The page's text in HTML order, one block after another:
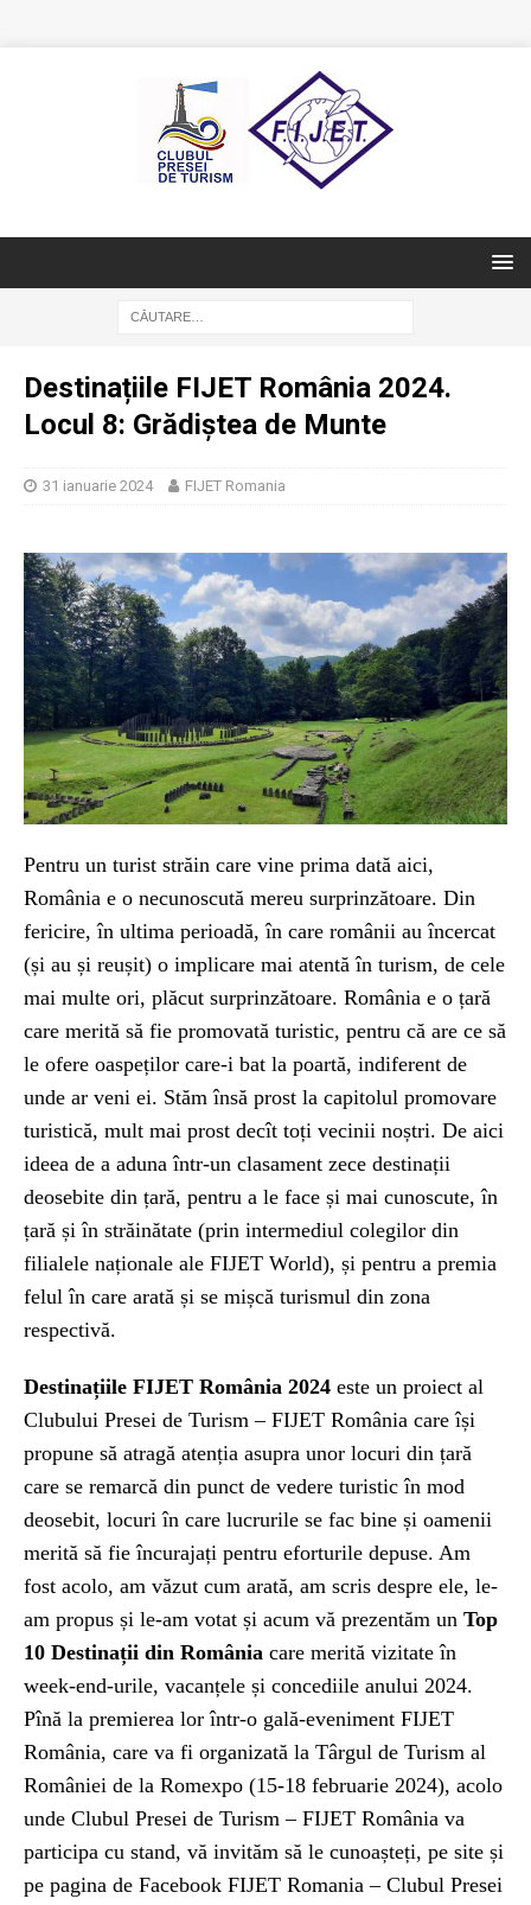
Destinațiile FIJET România 2024.
Locul 8: Grădiștea de Munte
31 ianuarie 2024 FIJET Romania
Pentru un turist străin care vine prima dată aici,
România e o necunoscută mereu surprinzătoare. Din
fericire, în ultima perioadă, în care românii au încercat
(și au și reușit) o implicare mai atentă în turism, de cele
mai multe ori, plăcut surprinzătoare. România e o țară
care merită să fie promovată turistic, pentru că are ce să
le ofere oaspeților care-i bat la poartă, indiferent de
unde ar veni ei. Stăm însă prost la capitolul promovare
turistică, mult mai prost decît toți vecinii noștri. De aici
ideea de a aduna într-un clasament zece destinații
deosebite din țară, pentru a le face și mai cunoscute, în
țară și în străinătate (prin intermediul colegilor din
filialele naționale ale FIJET World), și pentru a premia
felul în care arată și se mișcă turismul din zona
respectivă.
Destinațiile FIJET România 2024 este un proiect al
Clubului Presei de Turism – FIJET România care își
propune să atragă atenția asupra unor locuri din țară
care se remarcă din punct de vedere turistic în mod
deosebit, locuri în care lucrurile se fac bine și oamenii
merită să fie încurajați pentru eforturile depuse. Am
fost acolo, am văzut cum arată, am scris despre ele, le-
am propus și le-am votat și acum vă prezentăm un Top
10 Destinații din România care merită vizitate în
week-end-urile, vacanțele și concediile anului 2024.
Pînă la premierea lor într-o gală-eveniment FIJET
România, care va fi organizată la Târgul de Turism al
României de la Romexpo (15-18 februarie 2024), acolo
unde Clubul Presei de Turism – FIJET România va
participa cu stand, vă invităm să le cunoașteți, pe site și
pe pagina de Facebook FIJET Romania – Clubul Presei